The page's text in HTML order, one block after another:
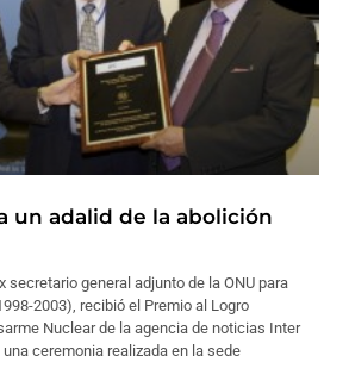
un adalid de la abolición
secretario general adjunto de la ONU para
2003), recibió el Premio al Logro
Nuclear de la agencia de noticias Inter
ceremonia realizada en la sede